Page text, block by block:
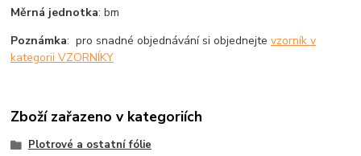
Měrná jednotka: bm
Poznámka: pro snadné objednávání si objednejtevzorník v
kategorii VZORNÍKY
Zboží zařazeno v kategoriích
Plotrové a ostatní fólie